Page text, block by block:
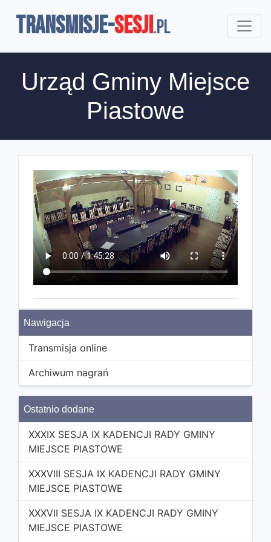
TRANSMISJE-SESJI.pl
Urząd Gminy Miejsce
Piastowe
Nawigacja
Transmisja online
Archiwum nagrań
Ostatnio dodane
XXXIX SESJA IX KADENCJI RADY GMINY
MIEJSCE PIASTOWE
XXXVIII SESJA IX KADENCJI RADY GMINY
MIEJSCE PIASTOWE
XXXVII SESJA IX KADENCJI RADY GMINY
MIEJSCE PIASTOWE